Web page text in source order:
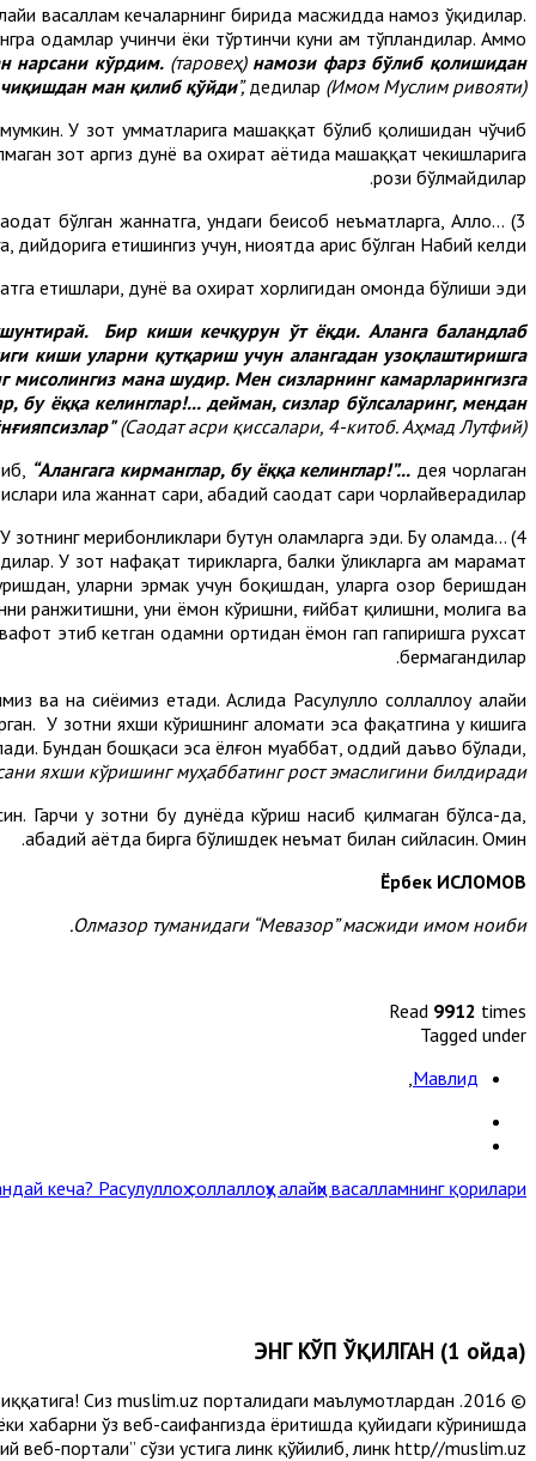
васаллам кечаларнинг бирида масжидда намоз ўқидилар.
одамлар учинчи ёки тўртинчи куни ҳам тўпландилар. Аммо
нарсани кўрдим. (таровеҳ)намози фарз бўлиб қолишидан
ман қилиб қўйди”,дедилар (Имом Муслим ривояти).
мумкин. У зот умматларига машаққат бўлиб қолишидан чўчиб
зот ҳаргиз дунё ва охират ҳаётида машаққат чекишларига
рози бўлмайдилар.
3) ...
бўлган жаннатга, ундаги беҳисоб неъматларга, Аллоҳ
дийдорига етишингиз учун, ниҳоятда ҳарис бўлган Набий келди.
етишлари, дунё ва охират хорлигидан омонда бўлиши эди.
Бир киши кечқурун ўт ёқди. Аланга баландлаб
киши уларни қутқариш учун алангадан узоқлаштиришга
мана шудир. Мен сизларнинг камарларингизга
бу ёққа келинглар!... дейман, сизлар бўлсаларинг, мендан
(Саодат асри қиссалари, 4-китоб. Аҳмад Лутфий)
“Алангага кирманглар, бу ёққа келинглар!”... дея чорлаган
ила жаннат сари, абадий саодат сари чорлайверадилар.
4) ...
зотнинг меҳрибонликлари бутун оламларга эди. Бу оламда
У зот нафақат тирикларга, балки ўликларга ҳам марҳамат
уларни эрмак учун боқишдан, уларга озор беришдан
ранжитишни, уни ёмон кўришни, ғийбат қилишни, молига ва
этиб кетган одамни ортидан ёмон гап гапиришга рухсат
бермагандилар.
на сиёҳимиз етади. Аслида Расулуллоҳ соллаллоҳу алайҳи
У зотни яхши кўришнинг аломати эса фақатгина у кишига
Бундан бошқаси эса ёлғон муҳаббат, оддий даъво бўлади,
яхши кўришинг муҳаббатинг рост эмаслигини билдиради”.
Гарчи у зотни бу дунёда кўриш насиб қилмаган бўлса-да,
абадий ҳаётда бирга бўлишдек неъмат билан сийласин. Омин.
Ёрбек ИСЛОМОВ
Олмазор туманидаги “Мевазор” масжиди имом ноиби.
Read 9912 times
Tagged under
Мавлид
кеча? Расулуллоҳ соллаллоҳу алайҳи васалламнинг қорилари »
ЭНГ КЎП ЎҚИЛГАН (1 ойда)
Сиз muslim.uz порталидаги маълумотлардан
хабарни ўз веб-саҳифангизда ёритишда қуйидаги кўринишда
веб-портали” сўзи устига линк қўйилиб, линк http//muslim.uz